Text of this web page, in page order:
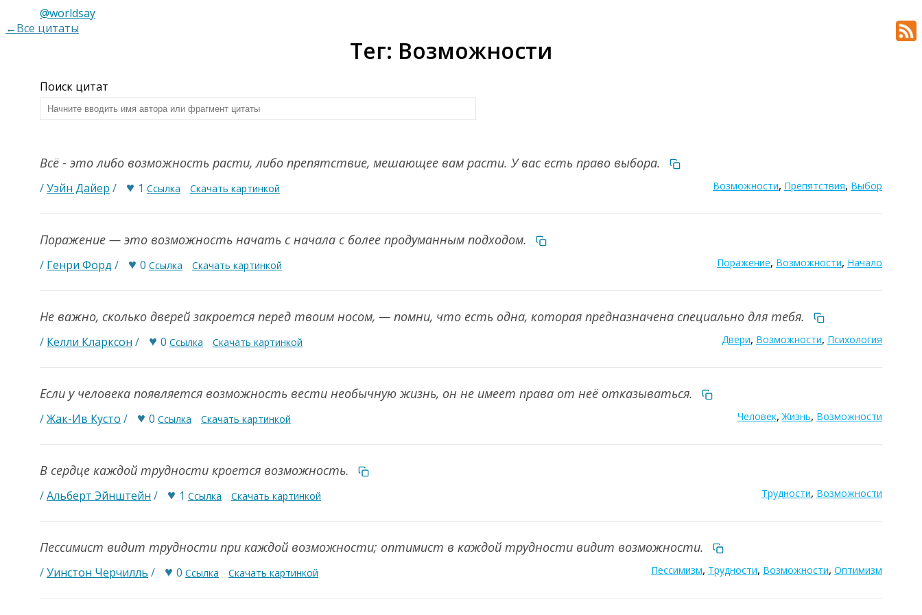
@worldsay
←Все цитаты
Тег: Возможности
Поиск цитат
Всё - это либо возможность расти, либо препятствие, мешающее вам расти. У вас есть право выбора.
/Уэйн Дайер / ♥ 1 Ссылка Скачать картинкой Возможности, Препятствия, Выбор
Поражение — это возможность начать с начала с более продуманным подходом.
/ Генри Форд / ♥ 0 Ссылка Скачать картинкой Поражение, Возможности, Начало
Не важно, сколько дверей закроется перед твоим носом, — помни, что есть одна, которая предназначена специально для тебя.
/ Келли Кларксон / ♥ 0 Ссылка Скачать картинкой Двери, Возможности, Психология
Если у человека появляется возможность вести необычную жизнь, он не имеет права от неё отказываться.
/Жак-Ив Кусто / ♥ 0 Ссылка Скачать картинкой Человек,Жизнь, Возможности
В сердце каждой трудности кроется возможность.
/Альберт Эйнштейн / ♥ 1 Ссылка Скачать картинкой Трудности, Возможности
Пессимист видит трудности при каждой возможности; оптимист в каждой трудности видит возможности.
/Уинстон Черчилль / ♥ 0 Ссылка Скачать картинкой Пессимизм, Трудности, Возможности, Оптимизм